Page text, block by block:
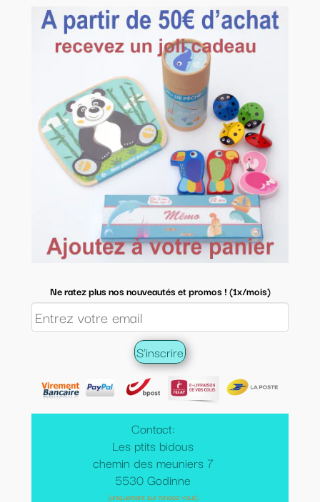
Contact:
Les ptits bidous
chemin des meuniers 7
5530 Godinne
(uniquement sur rendez-vous)
Ne ratez plus nos nouveautés et promos ! (1x/mois)